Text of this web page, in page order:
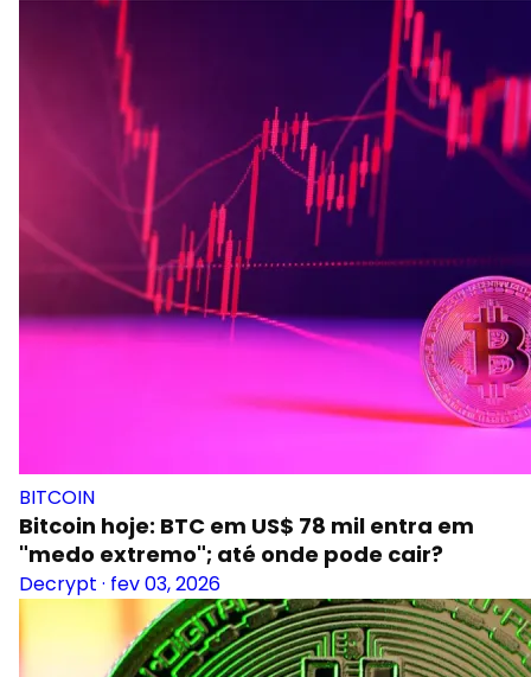
BITCOIN
Bitcoin hoje: BTC em US$ 78 mil entra em
"medo extremo"; até onde pode cair?
Decrypt · fev 03, 2026